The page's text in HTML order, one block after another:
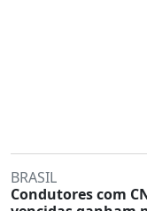
BRASIL
Condutores com